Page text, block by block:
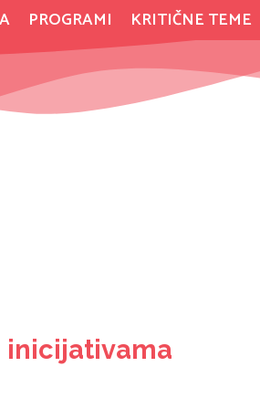
PROGRAMI KRITIČNE TEME
inicijativama